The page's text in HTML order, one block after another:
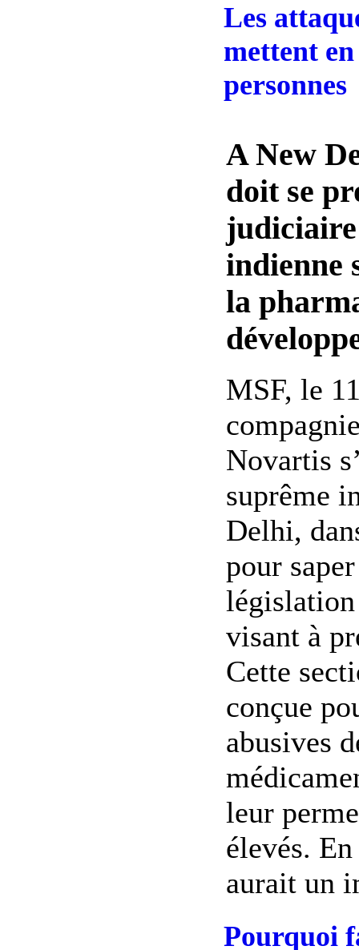
Les
mettent
personnes
A New
doit se
indienne
la
MSF, le
Novartis
suprême
Delhi,
pour
visant à
Cette
conçue
abusives
leur
élevés.
aurait un
Pourquoi